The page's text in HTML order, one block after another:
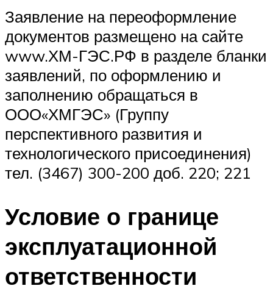
Заявление на переоформление
документов размещено на сайте
www.ХМ-ГЭС.РФ в разделе бланки
заявлений, по оформлению и
заполнению обращаться в
ООО«ХМГЭС» (Группу
перспективного развития и
технологического присоединения)
тел. (3467) 300-200 доб. 220; 221
Условие о границе
эксплуатационной
ответственности